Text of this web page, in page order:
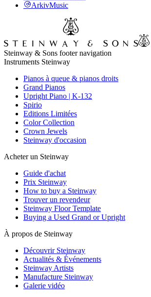
ArkivMusic
Steinway & Sons footer navigation
Instruments Steinway
Pianos à queue & pianos droits
Grand Pianos
Upright Piano | K-132
Spirio
Editions Limitées
Color Collection
Crown Jewels
Steinway d'occasion
Acheter un Steinway
Guide d'achat
Prix Steinway
How to buy a Steinway
Trouver un revendeur
Steinway Floor Template
Buying a Used Grand or Upright
À propos de Steinway
Découvrir Steinway
Actualités & Événements
Steinway Artists
Manufacture Steinway
Galerie vidéo